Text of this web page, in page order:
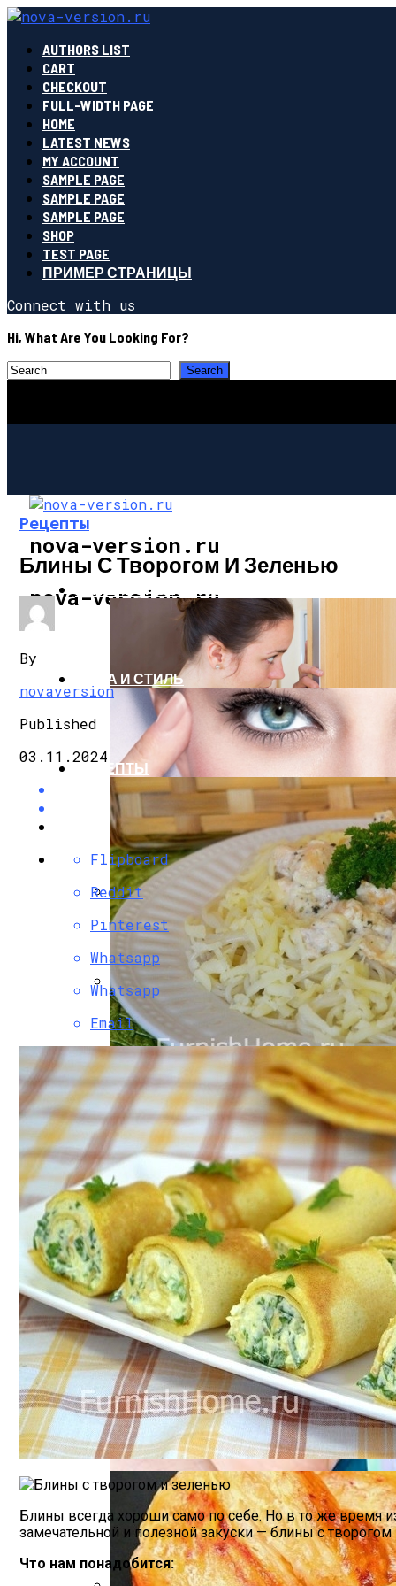
AUTHORS LIST
CART
CHECKOUT
FULL-WIDTH PAGE
HOME
LATEST NEWS
MY ACCOUNT
SAMPLE PAGE
SAMPLE PAGE
SAMPLE PAGE
SHOP
TEST PAGE
ПРИМЕР СТРАНИЦЫ
Connect with us
Hi, What Are You Looking For?
nova-version.ru
nova-version.ru
ИНТЕРЕСНОЕ И ПОЗНАВАТЕЛЬНОЕ
Разбираемся, Какие Виды Проклятий
Почему Нельзя Повторно Кипятить
МОДА И СТИЛЬ
Секреты Обворожительного Макияжа
Летний Маникюр В Пляжном Стиле
РЕЦЕПТЫ
Паста С Семгой В Сливочном Соусе
Мясной Рулет С Соевым Соусом И
Рецепты
Блины С Творогом И Зеленью
By
novaversion
Published
03.11.2024
Flipboard
Reddit
Pinterest
Whatsapp
Whatsapp
Email
Блины всегда хороши само по себе. Но в то же время
замечательной и полезной закуски — блины с
Что нам понадобится: